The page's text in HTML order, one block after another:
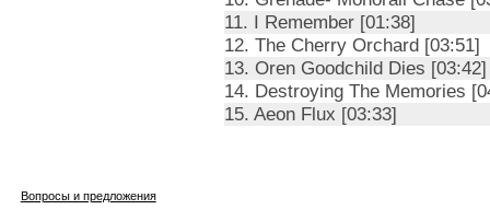
11. I Remember [01:38]
12. The Cherry Orchard [03:51]
13. Oren Goodchild Dies [03:42]
14. Destroying The Memories
15. Aeon Flux [03:33]
Вопросы и предложения